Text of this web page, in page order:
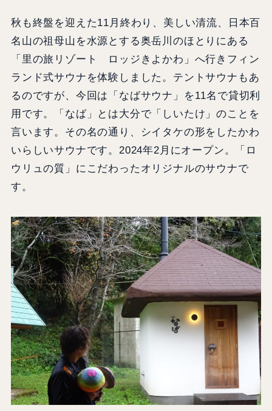
秋も終盤を迎えた11月終わり、美しい清流、日本百
名山の祖母山を水源とする奥岳川のほとりにある
「里の旅リゾート ロッジきよかわ」へ行きフィン
ランド式サウナを体験しました。テントサウナもあ
るのですが、今回は「なばサウナ」を11名で貸切利
用です。「なば」とは大分で「しいたけ」のことを
言います。その名の通り、シイタケの形をしたかわ
いらしいサウナです。2024年2月にオープン。「ロ
ウリュの質」にこだわったオリジナルのサウナで
す。